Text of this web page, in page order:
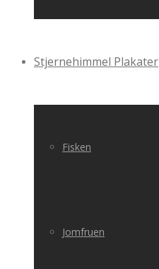
Stjernehimmel Plakater
Fisken
Jomfruen